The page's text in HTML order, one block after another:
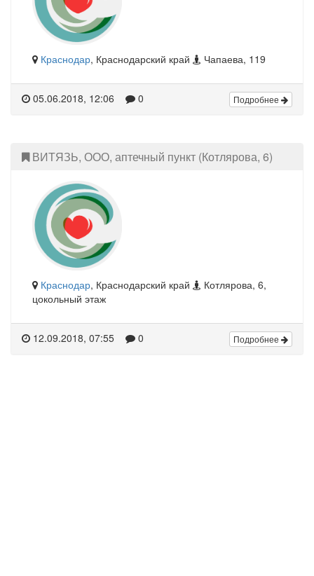
Краснодар, Краснодарский край Чапаева, 119
05.06.2018, 12:06 0 Подробнее
ВИТЯЗЬ, ООО, аптечный пункт (Котлярова, 6)
Краснодар, Краснодарский край
Котлярова, 6,
цокольный этаж
12.09.2018, 07:55 0 Подробнее